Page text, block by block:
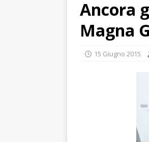
Ancora
Magna
15 Giugno 2015